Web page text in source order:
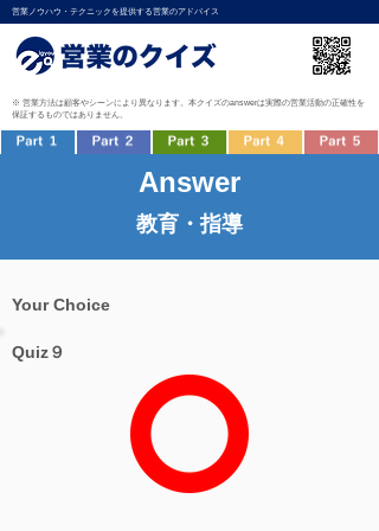
営業ノウハウ・テクニックを提供する営業のアドバイス
※ 営業方法は顧客やシーンにより異なります。本クイズのanswerは実際の営業活動の正確性を
保証するものではありません。
Answer
教育・指導
Your Choice
Quiz９